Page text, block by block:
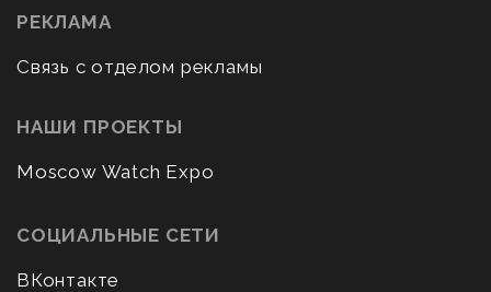
РЕКЛАМА
Связь с отделом рекламы
НАШИ ПРОЕКТЫ
Moscow Watch Expo
СОЦИАЛЬНЫЕ СЕТИ
ВКонтакте